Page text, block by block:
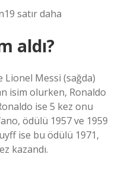
satır daha
aldı?
Lionel Messi (sağda)
isim olurken, Ronaldo
ise 5 kez onu
ödülü 1957 ve 1959
ise bu ödülü 1971,
kazandı.